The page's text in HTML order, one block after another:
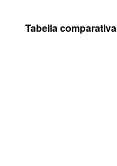
Tabella comparativa